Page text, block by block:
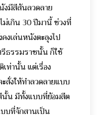
มีสีสันลวดลาย
ม่เกิน 30 ปีมานี้ ช่วงที่
งเล่นหนังตะลุงไป
ธรรมราชนั้น ก็ใช้
ท่านั้น แต่เรื่อง
สั่งให้ทำลวดลายแบบ
นั้น มีทั้งแบบที่ย้อมสีต
บที่จักสานเป็น